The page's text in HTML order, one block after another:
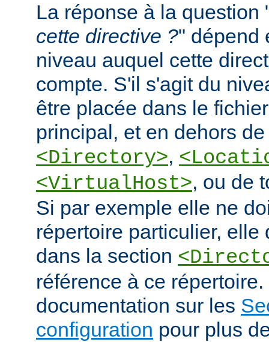
La réponse à la question
cette directive ?" dépend
niveau auquel cette
compte. S'il s'agit du
être placée dans le
principal, et en dehors
<Directory>,
<VirtualHost>, ou de
Si par exemple elle ne
répertoire particulier, elle
dans la section
référence à ce répertoire.
documentation sur les
configuration pour plus